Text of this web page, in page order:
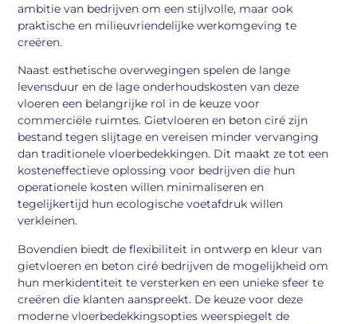
ambitie van bedrijven om een stijlvolle, maar ook
praktische en milieuvriendelijke werkomgeving te
creëren.
Naast esthetische overwegingen spelen de lange
levensduur en de lage onderhoudskosten van deze
vloeren een belangrijke rol in de keuze voor
commerciële ruimtes. Gietvloeren en beton ciré zijn
bestand tegen slijtage en vereisen minder vervanging
dan traditionele vloerbedekkingen. Dit maakt ze tot een
kosteneffectieve oplossing voor bedrijven die hun
operationele kosten willen minimaliseren en
tegelijkertijd hun ecologische voetafdruk willen
verkleinen.
Bovendien biedt de flexibiliteit in ontwerp en kleur van
gietvloeren en beton ciré bedrijven de mogelijkheid om
hun merkidentiteit te versterken en een unieke sfeer te
creëren die klanten aanspreekt. De keuze voor deze
moderne vloerbedekkingsopties weerspiegelt de